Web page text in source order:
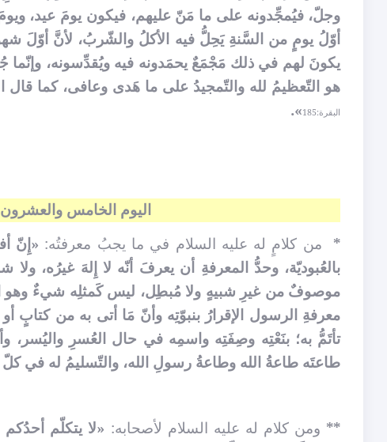
وجلّ، فيُمجِّدونه على ما مَنّ عليهم، فيكون يومَ عيد،
أوّلُ يومٍ من السَّنةِ يَحِلُّ فيه الأكلُ والشّربُ، لأنَّ أوّلَ
يكونَ لهم في ذلك مَجْمَعٌ يحمَدونه فيه ويُقدِّسونه، وإنّما
هو التّعظيمُ لله والتّمجيدُ على ما هَدى وعافى، كما
البقرة:185 ».
اليوم الخامس
* من كلامٍ له عليه السلام في ما يجبُ معرفتُه: «إِنّ
بالعُبوديّة، وحدُّ المعرفةِ أن يعرفَ أنّه لا إِلهَ غيرُه،
موصوفٌ من غيرِ شبيهٍ ولا مُبطِل، ليس كَمثلِه شيءٌ وهو
معرفةِ الرسول الإقرارُ بنبوّتِه وأنّ مَا أتى به من كتابٍ
تأتَمُّ به؛ بنَعْتِه وصِفَتِه واسمِه في حال العُسرِ واليُسر،
طاعتَه طاعةُ الله وطاعةُ رسولِ الله، والتّسليمُ له في كلّ
** ومن كلام له عليه السلام لأصحابه: «لا يتكلّم